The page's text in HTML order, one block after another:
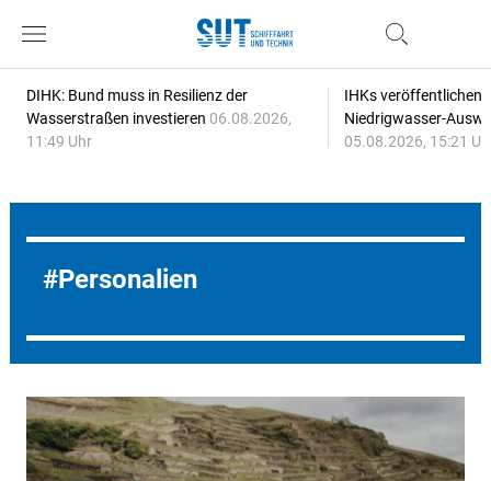
DIHK: Bund muss in Resilienz der
Wasserstraßen investieren 06.08.2026,
11:49 Uhr
IHKs veröffentlichen
Niedrigwasser-
05.08.2026, 15:21
Personalien